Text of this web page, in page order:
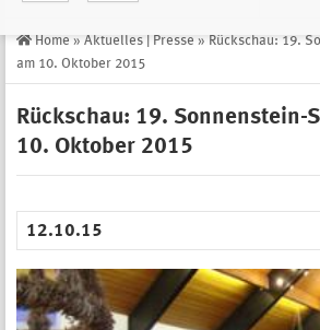
Home » Aktuelles | Presse » Rückschau: 19.
am 10. Oktober 2015
Rückschau: 19. Sonnenstein-
10. Oktober 2015
12.10.15